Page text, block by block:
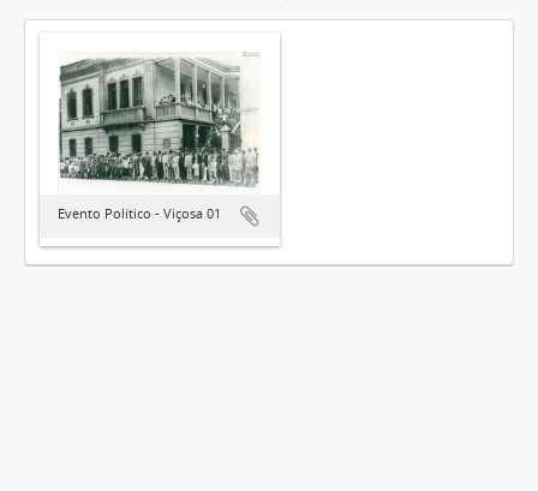
Evento Político - Viçosa 01